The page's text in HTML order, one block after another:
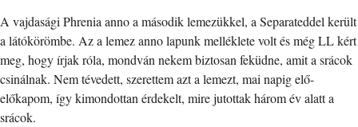
A vajdasági Phrenia anno a második lemezükkel, a Separateddel került
a látókörömbe. Az a lemez anno lapunk melléklete volt és még LL kért
meg, hogy írjak róla, mondván nekem biztosan feküdne, amit a srácok
csinálnak. Nem tévedett, szerettem azt a lemezt, mai napig elő-
előkapom, így kimondottan érdekelt, mire jutottak három év alatt a
srácok.